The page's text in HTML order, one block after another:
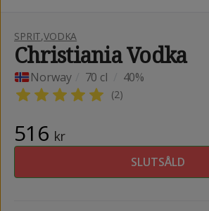
SPRIT,VODKA
Christiania Vodka
Norway 70 cl 40%
(2)
516 kr
SLUTSÅLD